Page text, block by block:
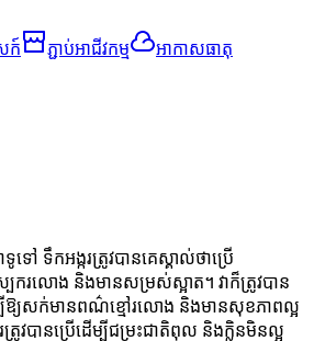
សក៍ ភ្ជាប់អាជីវកម្ម
អាកាសធាតុ
ទូទៅ ទឹកអង្ករត្រូវបានគេស្គាល់ថាប្រើ
ករលោង និងមានសម្រស់ស្អាត។ វាក៏ត្រូវបាន
ឱ្យសក់មានពណ៌ខ្មៅរលោង និងមានសុខភាពល្អ
រូវបានប្រើដើម្បីជម្រះជាតិពុល និងក្លិនមិនល្អ